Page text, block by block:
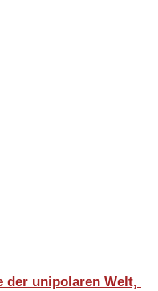
der unipolaren Welt,